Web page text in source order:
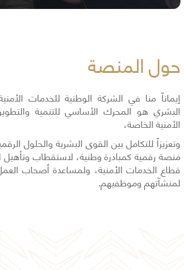
حول المنصة
إيماناً منا في الشركة الوطنية للخدمات
البشري هو المحرك الأساسي للتنمية
الأمنية الخاصة،
وتعزيزاً للتكامل بين القوى البشرية والحلول
منصة رقمية كمبادرة وطنية، لاستقطاب وتأهيل
قطاع الخدمات الأمنية، ولمساعدة أصحاب
لمنشآتهم وموظفيهم.​